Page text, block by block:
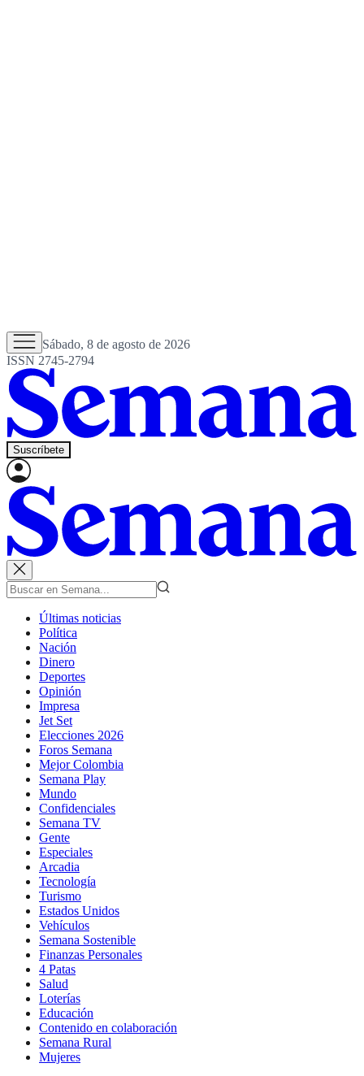
Sábado, 8 de agosto de 2026
ISSN 2745-2794
Suscríbete
Últimas noticias
Política
Nación
Dinero
Deportes
Opinión
Impresa
Jet Set
Elecciones 2026
Foros Semana
Mejor Colombia
Semana Play
Mundo
Confidenciales
Semana TV
Gente
Especiales
Arcadia
Tecnología
Turismo
Estados Unidos
Vehículos
Semana Sostenible
Finanzas Personales
4 Patas
Salud
Loterías
Educación
Contenido en colaboración
Semana Rural
Mujeres